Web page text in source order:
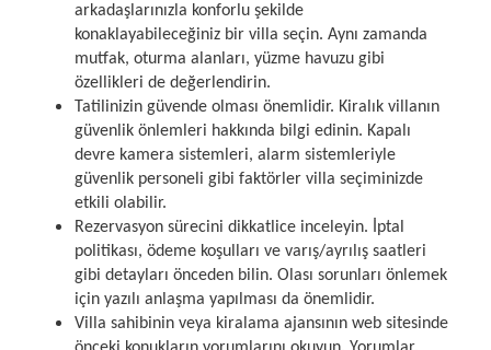
arkadaşlarınızla konforlu şekilde
konaklayabileceğiniz bir villa seçin. Aynı zamanda
mutfak, oturma alanları, yüzme havuzu gibi
özellikleri de değerlendirin.
Tatilinizin güvende olması önemlidir. Kiralık villanın
güvenlik önlemleri hakkında bilgi edinin. Kapalı
devre kamera sistemleri, alarm sistemleriyle
güvenlik personeli gibi faktörler villa seçiminizde
etkili olabilir.
Rezervasyon sürecini dikkatlice inceleyin. İptal
politikası, ödeme koşulları ve varış/ayrılış saatleri
gibi detayları önceden bilin. Olası sorunları önlemek
için yazılı anlaşma yapılması da önemlidir.
Villa sahibinin veya kiralama ajansının web sitesinde